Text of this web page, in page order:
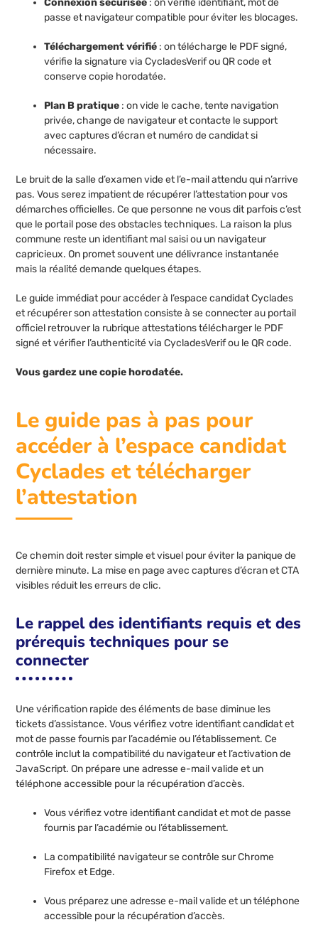
passe et navigateur compatible pour éviter les blocages.
Téléchargement vérifié : on télécharge le PDF signé,
vérifie la signature via CycladesVerif ou QR code et
conserve copie horodatée.
Plan B pratique : on vide le cache, tente navigation
privée, change de navigateur et contacte le support
avec captures d’écran et numéro de candidat si
nécessaire.
Le bruit de la salle d’examen vide et l’e-mail attendu qui n’arrive
pas. Vous serez impatient de récupérer l’attestation pour vos
démarches officielles. Ce que personne ne vous dit parfois c’est
que le portail pose des obstacles techniques. La raison la plus
commune reste un identifiant mal saisi ou un navigateur
capricieux. On promet souvent une délivrance instantanée
mais la réalité demande quelques étapes.
Le guide immédiat pour accéder à l’espace candidat Cyclades
et récupérer son attestation consiste à se connecter au portail
officiel retrouver la rubrique attestations télécharger le PDF
signé et vérifier l’authenticité via CycladesVerif ou le QR code.
Vous gardez une copie horodatée.
Le guide pas à pas pour
accéder à l’espace candidat
Cyclades et télécharger
l’attestation
Ce chemin doit rester simple et visuel pour éviter la panique de
dernière minute. La mise en page avec captures d’écran et CTA
visibles réduit les erreurs de clic.
Le rappel des identifiants requis et des
prérequis techniques pour se
connecter
Une vérification rapide des éléments de base diminue les
tickets d’assistance. Vous vérifiez votre identifiant candidat et
mot de passe fournis par l’académie ou l’établissement. Ce
contrôle inclut la compatibilité du navigateur et l’activation de
JavaScript. On prépare une adresse e-mail valide et un
téléphone accessible pour la récupération d’accès.
Vous vérifiez votre identifiant candidat et mot de passe
fournis par l’académie ou l’établissement.
La compatibilité navigateur se contrôle sur Chrome
Firefox et Edge.
Vous préparez une adresse e-mail valide et un téléphone
accessible pour la récupération d’accès.